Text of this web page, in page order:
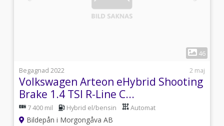
46
Begagnad 2022
2 maj
Volkswagen Arteon eHybrid Shooting
Brake 1.4 TSI R-Line C...
7 400 mil Hybrid el/bensin Automat
Bildepån i Morgongåva AB